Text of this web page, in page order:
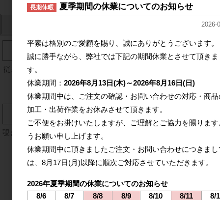
従来のジャストルのページをご
利用の方は
こちらをクリック
覗き見防止フィルム 液晶保護フ
オンライン発注サイト
長期休暇 夏季期間の休業についてのお知らせ
2026-
平素は格別のご愛顧を賜り、誠にありがとうございます。
誠に勝手ながら、弊社では下記の期間休業とさせて頂きま
す。
休業期間： 2026年8月13日(木)～2026年8月16日(日)
休業期間中は、ご注文の確認・お問い合わせの対応・商品
加工・出荷作業をお休みさせて頂きます。
ご不便をお掛けいたしますが、ご理解とご協力を賜ります
うお願い申し上げます。
休業期間中に頂きましたご注文・お問い合わせにつきまし
は、 8月17日(月)以降に順次ご対応させていただきます。
2026年夏季期間の休業についてのお知らせ
8/6
8/7
8/8
8/9
8/10
8/11
8/